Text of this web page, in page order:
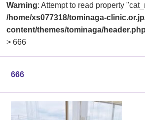
Warning: Attempt to read property
/home/xs077318/tominaga-
content/themes/tominaga/header.php
>666
666